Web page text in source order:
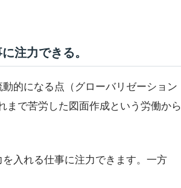
注力できる。
的になる点（グローバリゼーション
まで苦労した図面作成という労働から
入れる仕事に注力できます。一方